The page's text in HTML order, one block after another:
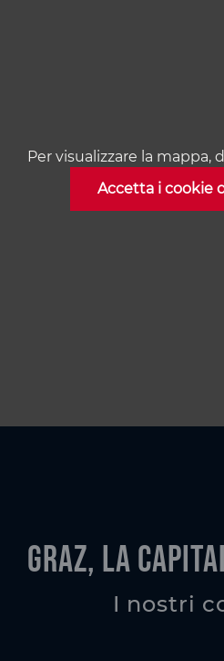
Per visualizzare la mappa,
Accetta i cookie
Graz, la
I nostri